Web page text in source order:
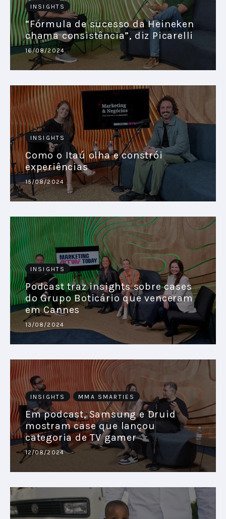
INSIGHTS
“Fórmula de sucesso da Heineken
chama consistência”, diz Picarelli
16/08/2024
INSIGHTS
Como o Itaú olha e constrói
experiências
15/08/2024
INSIGHTS
Podcast traz insights sobre cases
do Grupo Boticário que venceram
em Cannes
13/08/2024
INSIGHTS MMA SMARTIES
Em podcast, Samsung e Druid
mostram case que lançou
categoria de TV gamer
12/08/2024